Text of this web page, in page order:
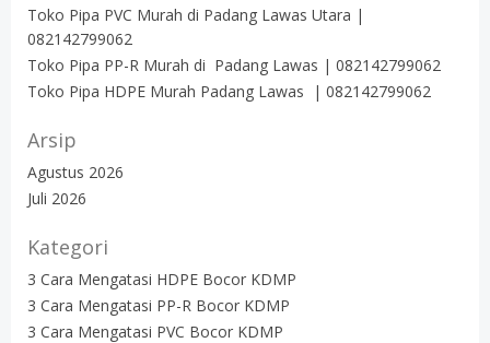
Toko Pipa PVC Murah di Padang Lawas Utara |
082142799062
Toko Pipa PP-R Murah di Padang Lawas | 082142799062
Toko Pipa HDPE Murah Padang Lawas | 082142799062
Arsip
Agustus 2026
Juli 2026
Kategori
3 Cara Mengatasi HDPE Bocor KDMP
3 Cara Mengatasi PP-R Bocor KDMP
3 Cara Mengatasi PVC Bocor KDMP